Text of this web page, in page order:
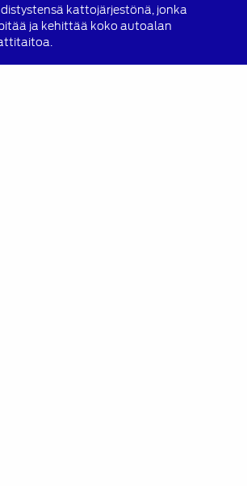
kattojärjestönä, jonka
ja kehittää koko autoalan